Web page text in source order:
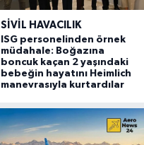
SIVIL HAVACILIK
ISG personelinden örnek
müdahale: Boğazına
boncuk kaçan 2 yaşındaki
bebeğin hayatını Heimlich
manevrasıyla kurtardılar